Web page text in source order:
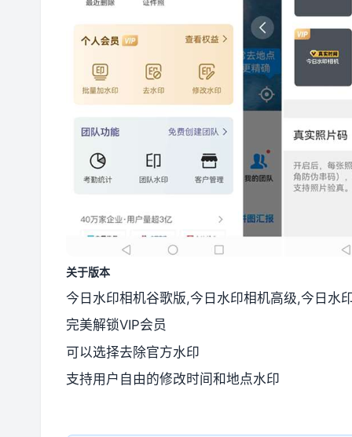
关于版本
今日水印相机谷歌版,今日水印相机高级,今日水
完美解锁VIP会员
可以选择去除官方水印
支持用户自由的修改时间和地点水印